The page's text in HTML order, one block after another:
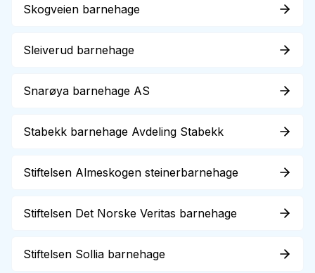
Skogveien barnehage
Sleiverud barnehage
Snarøya barnehage AS
Stabekk barnehage Avdeling Stabekk
Stiftelsen Almeskogen steinerbarnehage
Stiftelsen Det Norske Veritas barnehage
Stiftelsen Sollia barnehage